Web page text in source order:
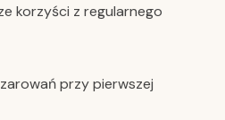
korzyści z regularnego
przy pierwszej